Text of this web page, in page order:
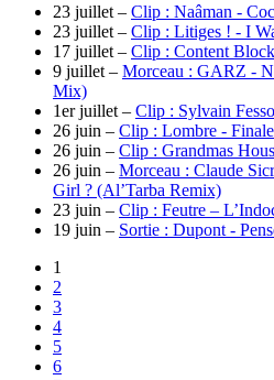
23 juillet – Clip : Naâman -
23 juillet – Clip : Litiges ! - I
17 juillet – Clip : Content
9 juillet – Morceau : GARZ -
Mix)
1er juillet – Clip : Sylvain
26 juin – Clip : Lombre - Finale
26 juin – Clip : Grandmas
26 juin – Morceau : Claude
Girl ? (Al’Tarba Remix)
23 juin – Clip : Feutre –
19 juin – Sortie : Dupont -
1
2
3
4
5
6